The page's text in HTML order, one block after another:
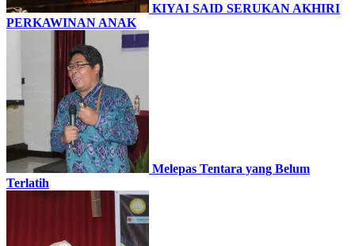
KIYAI SAID SERUKAN AKHIRI
PERKAWINAN ANAK
Melepas Tentara yang Belum
Terlatih